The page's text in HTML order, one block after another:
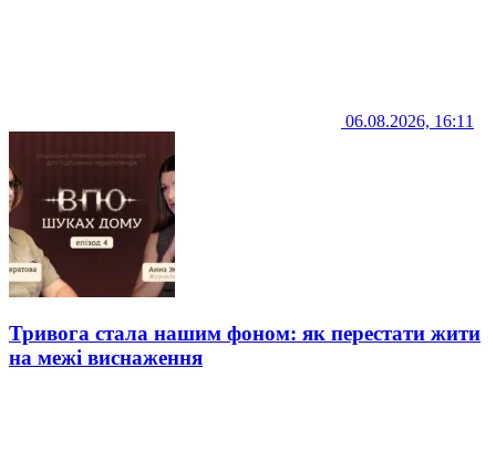
06.08.2026, 16:11
Тривога стала нашим фоном: як перестати жити
на межі виснаження